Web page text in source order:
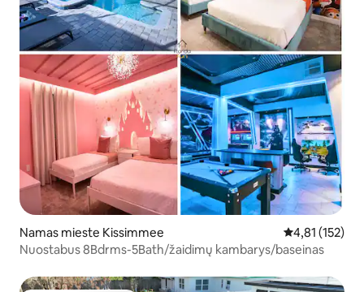
Namas mieste Kissimmee Vidutinis
4,81 (152)
Nuostabus 8Bdrms-5Bath/žaidimų kambarys/baseinas